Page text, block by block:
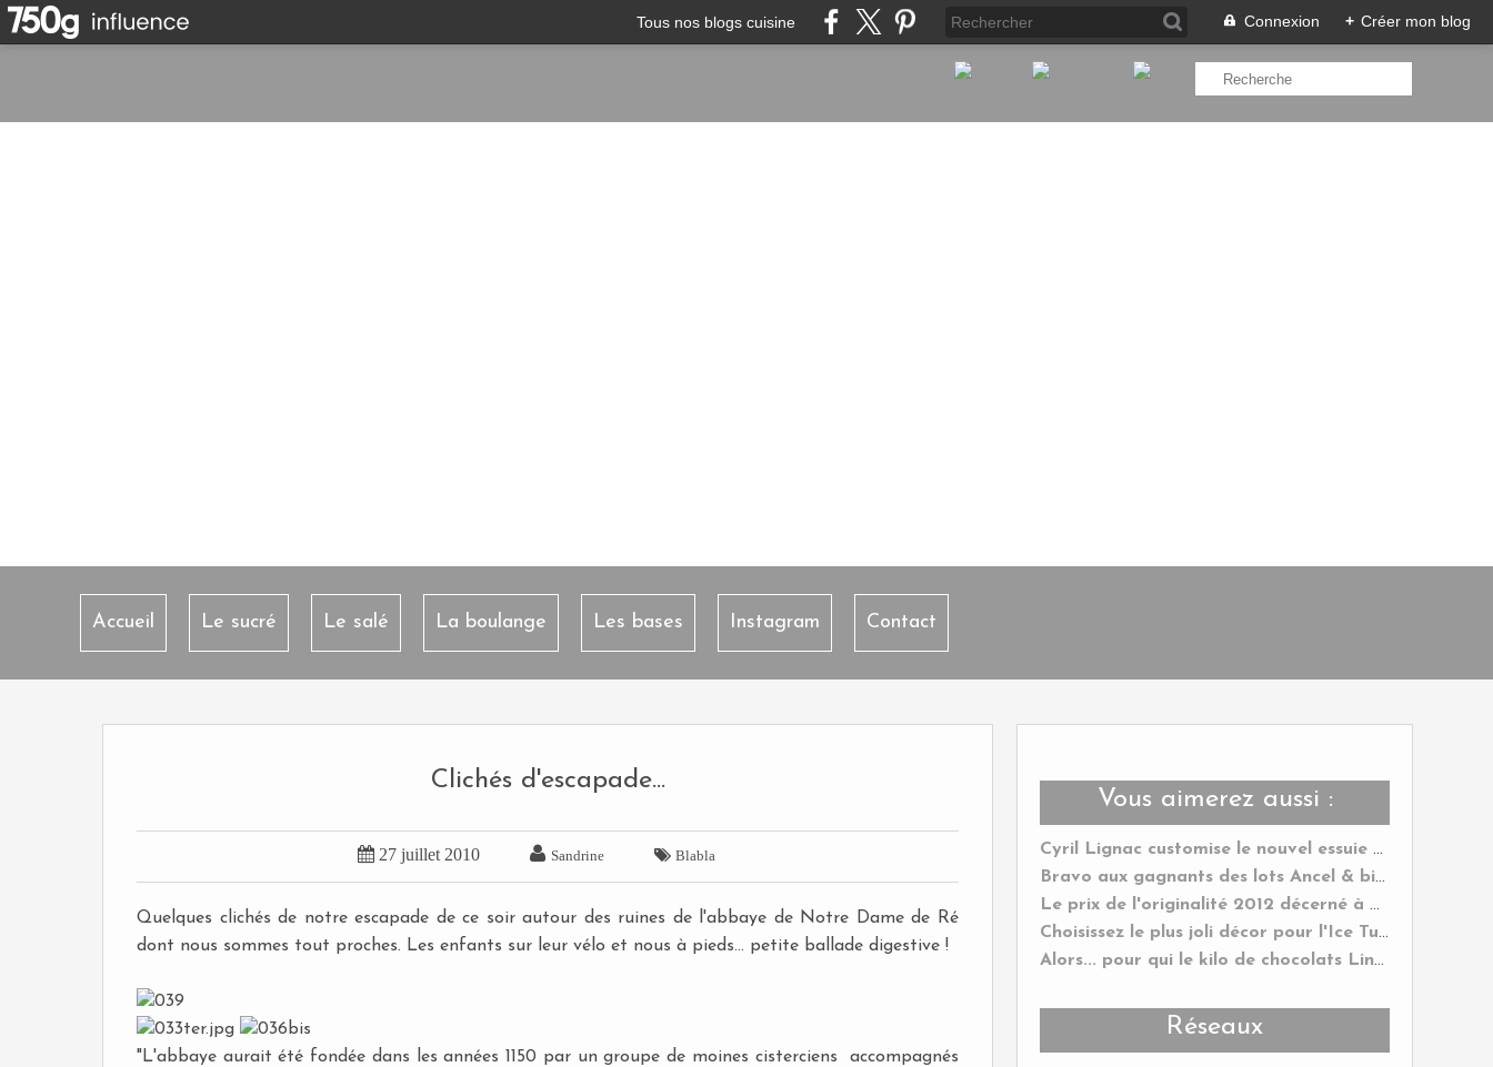
Tous nos blogs cuisine Connexion + Créer mon blog
Accueil Le sucré Le salé La boulange Les bases Instagram Contact
Vous aimerez aussi :
Cyril Lignac customise le nouvel essuie tout Okay !
Bravo aux gagnants des lots Ancel & bienvenue au nouveau Yummy Magazine !
Le prix de l'originalité 2012 décerné à mon Cak'Oeuf au roquefort & aux noix !
Choisissez le plus joli décor pour l'Ice Tube Champagnes des Vignerons et gagnez le !
Alors... pour qui le kilo de chocolats Lindt ?....
Réseaux
Clichés d'escapade...
 27 juillet 2010  Sandrine  Blabla
Quelques clichés de notre escapade de ce soir autour des ruines de l'abbaye de Notre Dame de Ré
dont nous sommes tout proches. Les enfants sur leur vélo et nous à pieds... petite ballade digestive !
"L'abbaye aurait été fondée dans les années 1150 par un groupe de moines cisterciens accompagnés